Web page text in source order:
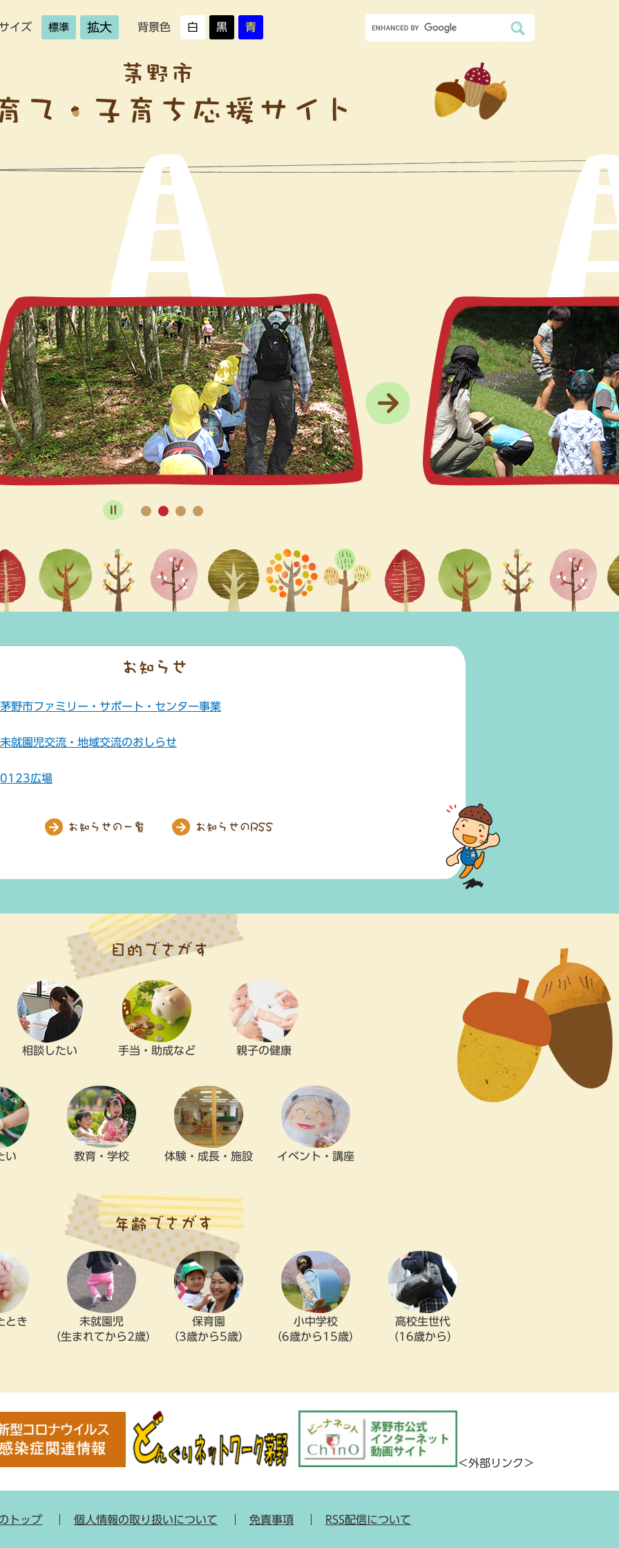
イズ 標準 拡大 背景色 白 黒 青
茅野市ファミリー・サポート・センター事業
未就園児交流・地域交流のおしらせ
0123広場
相談したい 手当・助成など 親子の健康
い 教育・学校 体験・成長・施設 イベント・講座
とき
未就園児
（生まれてから2歳）
保育園
（3歳から5歳）
小中学校
（6歳から15歳）
高校生世代
（16歳から）
＜外部リンク＞
トップ 個人情報の取り扱いについて 免責事項 RSS配信について